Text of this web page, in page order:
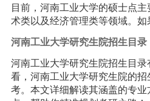
目前，河南工业大学的硕士点
术类以及经济管理类等领域。如
河南工业大学研究生院招生目录
河南工业大学研究生院招生目
看，河南工业大学研究生院的
考。本文详细解读其涵盖的专